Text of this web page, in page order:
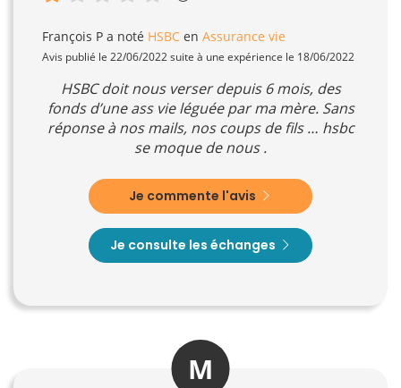
François P a noté HSBC en Assurance vie
Avis publié le 22/06/2022 suite à une expérience le 18/06/2022
HSBC doit nous verser depuis 6 mois, des
fonds d’une ass vie léguée par ma mère. Sans
réponse à nos mails, nos coups de fils … hsbc
se moque de nous .
Je commente l'avis
Je consulte les échanges
M